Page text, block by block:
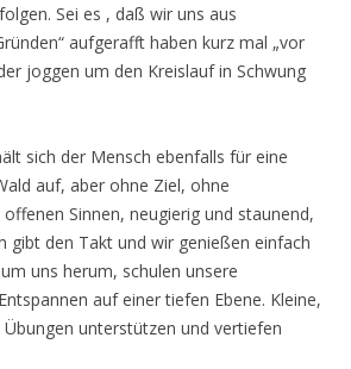
Sei es , daß wir uns aus
aufgerafft haben kurz mal „vor
joggen um den Kreislauf in Schwung
sich der Mensch ebenfalls für eine
auf, aber ohne Ziel, ohne
Sinnen, neugierig und staunend,
gibt den Takt und wir genießen einfach
uns herum, schulen unsere
auf einer tiefen Ebene. Kleine,
unterstützen und vertiefen